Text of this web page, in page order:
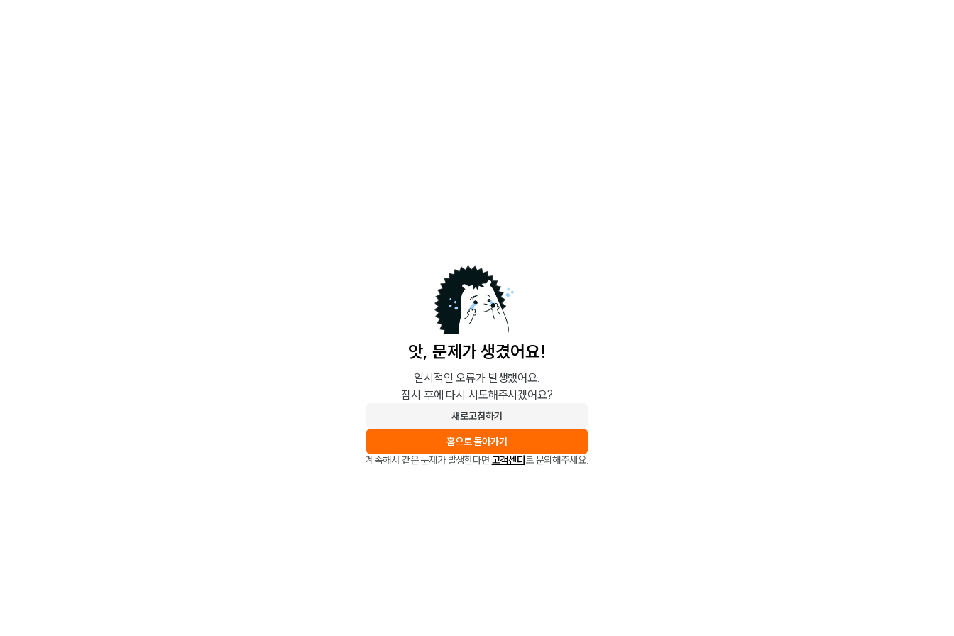
앗, 문제가 생겼어요!
일시적인 오류가 발생했어요.
잠시 후에 다시 시도해주시겠어요?
새로고침하기
홈으로 돌아가기
계속해서 같은 문제가 발생한다면 고객센터로 문의해주세요.